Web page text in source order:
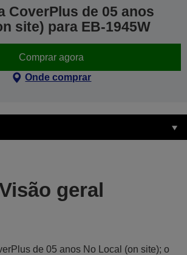
CoverPlus de 05 anos
site) para EB-1945W
Comprar agora
Onde comprar
geral
de 05 anos No Local (on site); o